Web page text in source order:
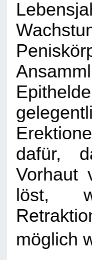
dafür,
Vorhaut
löst,
möglich